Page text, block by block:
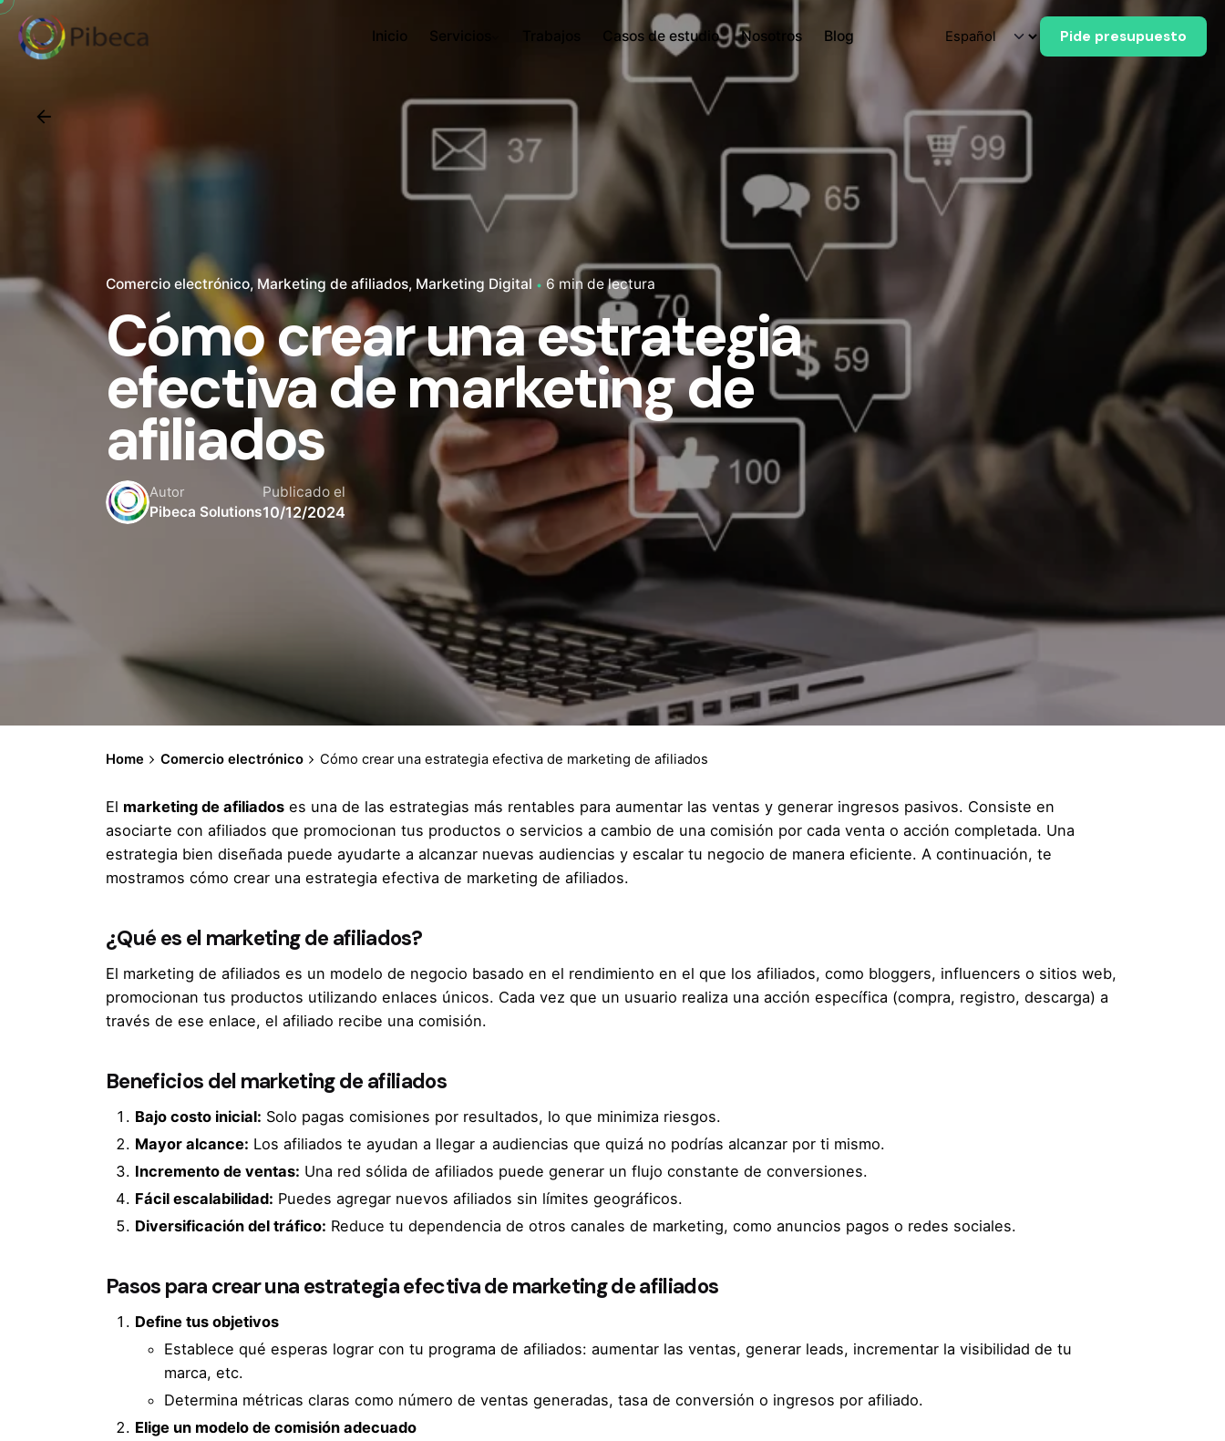
Inicio Servicios Casos de estudio Nosotros Blog Pide presupuesto
Comercio electrónico Marketing de afiliados Marketing Digital 6 min de lectura
Cómo crear una estrategia
efectiva de marketing de
afiliados
Autor
Pibeca Solutions
Publicado el
10/12/2024
Home Comercio electrónico Cómo crear una estrategia efectiva de marketing de afiliados
El marketing de afiliados es una de las estrategias más rentables para aumentar las ventas y generar ingresos pasivos. Consiste en
asociarte con afiliados que promocionan tus productos o servicios a cambio de una comisión por cada venta o acción completada. Una
estrategia bien diseñada puede ayudarte a alcanzar nuevas audiencias y escalar tu negocio de manera eficiente. A continuación, te
mostramos cómo crear una estrategia efectiva de marketing de afiliados.
¿Qué es el marketing de afiliados?
El marketing de afiliados es un modelo de negocio basado en el rendimiento en el que los afiliados, como bloggers, influencers o sitios web,
promocionan tus productos utilizando enlaces únicos. Cada vez que un usuario realiza una acción específica (compra, registro, descarga) a
través de ese enlace, el afiliado recibe una comisión.
Beneficios del marketing de afiliados
Bajo costo inicial: Solo pagas comisiones por resultados, lo que minimiza riesgos.
Mayor alcance: Los afiliados te ayudan a llegar a audiencias que quizá no podrías alcanzar por ti mismo.
Incremento de ventas: Una red sólida de afiliados puede generar un flujo constante de conversiones.
Fácil escalabilidad: Puedes agregar nuevos afiliados sin límites geográficos.
Diversificación del tráfico: Reduce tu dependencia de otros canales de marketing, como anuncios pagos o redes sociales.
Pasos para crear una estrategia efectiva de marketing de afiliados
Define tus objetivos
Establece qué esperas lograr con tu programa de afiliados: aumentar las ventas, generar leads, incrementar la visibilidad de tu
marca, etc.
Determina métricas claras como número de ventas generadas, tasa de conversión o ingresos por afiliado.
Elige un modelo de comisión adecuado